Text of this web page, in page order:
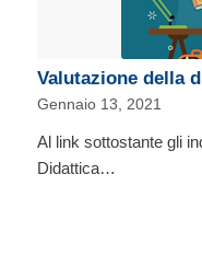
Valutazione della
Gennaio 13, 2021
Al link sottostante gli
Didattica…